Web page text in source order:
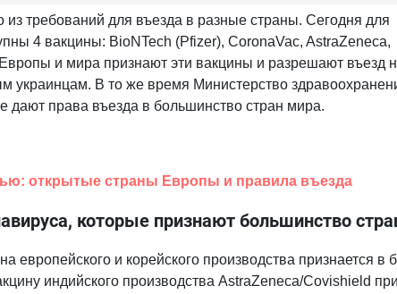
из требований для въезда в разные страны. Сегодня для
4 вакцины: BioNTech (Pfizer), CoronaVac, AstraZeneca,
и мира признают эти вакцины и разрешают въезд
украинцам. В то же время Министерство
дают права въезда в большинство стран мира.
открытые страны Европы и правила въезда
которые признают большинство
европейского и корейского производства признается в
индийского производства AstraZeneca/Covishield